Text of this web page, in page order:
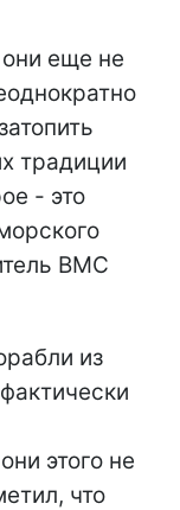
еще не
традиции
- это
ВМС
из
этого не
что